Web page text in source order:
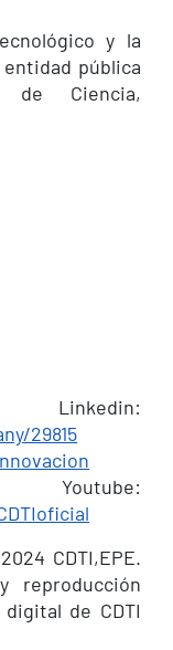
y la
entidad pública
de Ciencia,
29815
CDTI,EPE.
reproducción
de CDTI